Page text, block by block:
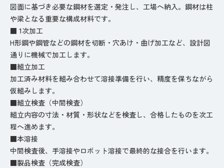
図面に基づき必要な鋼材を選定・発注し、工場へ納入。鋼材は柱
や梁となる重要な構成材料です。
■ 1次加工
H形鋼や鋼管などの鋼材を切断・穴あけ・曲げ加工など、設計図
通りに機械で加工します。
■組立加工
加工済み材料を組み合わせて溶接準備を行い、精度を保ちながら
仮組みします。
■組立検査（中間検査）
組立内容の寸法・材質・形状などを検査し、合格したものを次工
程へ進めます。
■本溶接
中間検査後、手溶接やロボット溶接で最終的な接合を行います。
■製品検査（完成検査）